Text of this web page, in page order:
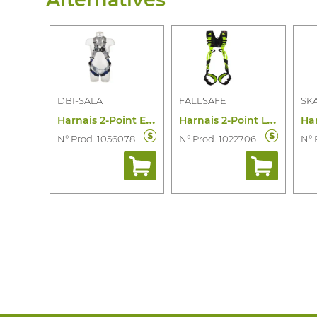
DBI-SALA
H
arnais 2-Point Exofit XE50
N° Prod. 1056078
FALLSAFE
H
arnais 2-Point Lite X-Treme
N° Prod. 1022706 N°